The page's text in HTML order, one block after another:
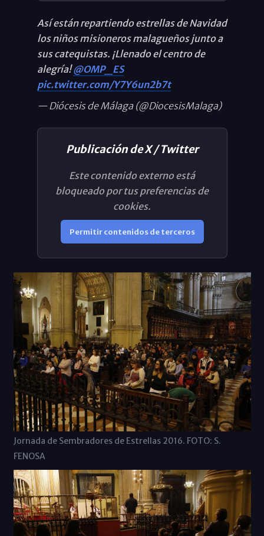
Así están repartiendo estrellas de Navidad
los niños misioneros malagueños junto a
sus catequistas. ¡Llenado el centro de
alegría!@OMP_ES
pic.twitter.com/Y7Y6un2b7t
— Diócesis de Málaga (@DiocesisMalaga)
Publicación de X / Twitter
Este contenido externo está
bloqueado por tus preferencias de
cookies.
Permitir contenidos de terceros
Jornada de Sembradores de Estrellas 2016. FOTO: S.
FENOSA